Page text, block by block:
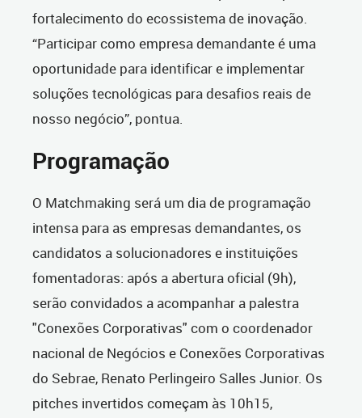
fortalecimento do ecossistema de inovação.
“Participar como empresa demandante é uma
oportunidade para identificar e implementar
soluções tecnológicas para desafios reais de
nosso negócio”, pontua.
Programação
O Matchmaking será um dia de programação
intensa para as empresas demandantes, os
candidatos a solucionadores e instituições
fomentadoras: após a abertura oficial (9h),
serão convidados a acompanhar a palestra
"Conexões Corporativas" com o coordenador
nacional de Negócios e Conexões Corporativas
do Sebrae, Renato Perlingeiro Salles Junior. Os
pitches invertidos começam às 10h15,